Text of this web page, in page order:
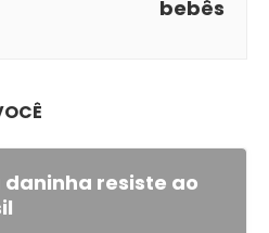
bebês
resiste ao